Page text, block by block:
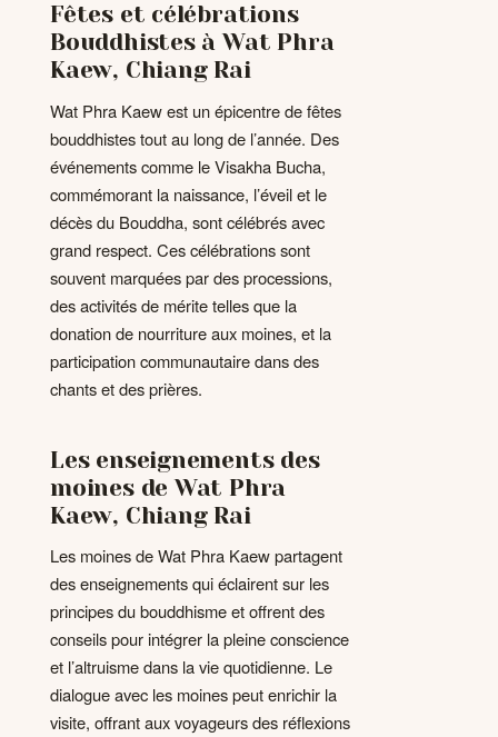
Fêtes et célébrations
Bouddhistes à Wat Phra
Kaew, Chiang Rai
Wat Phra Kaew est un épicentre de fêtes
bouddhistes tout au long de l’année. Des
événements comme le Visakha Bucha,
commémorant la naissance, l’éveil et le
décès du Bouddha, sont célébrés avec
grand respect. Ces célébrations sont
souvent marquées par des processions,
des activités de mérite telles que la
donation de nourriture aux moines, et la
participation communautaire dans des
chants et des prières.
Les enseignements des
moines de Wat Phra
Kaew, Chiang Rai
Les moines de Wat Phra Kaew partagent
des enseignements qui éclairent sur les
principes du bouddhisme et offrent des
conseils pour intégrer la pleine conscience
et l’altruisme dans la vie quotidienne. Le
dialogue avec les moines peut enrichir la
visite, offrant aux voyageurs des réflexions